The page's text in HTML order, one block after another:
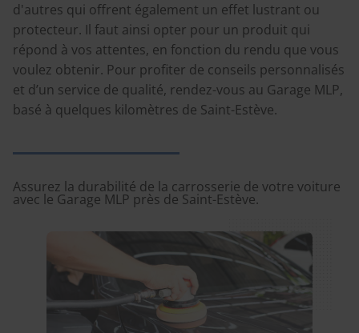
d'autres qui offrent également un effet lustrant ou
protecteur. Il faut ainsi opter pour un produit qui
répond à vos attentes, en fonction du rendu que vous
voulez obtenir. Pour profiter de conseils personnalisés
et d’un service de qualité, rendez-vous au Garage MLP,
basé à quelques kilomètres de Saint-Estève.
Assurez la durabilité de la carrosserie de votre voiture
avec le Garage MLP près de Saint-Estève.